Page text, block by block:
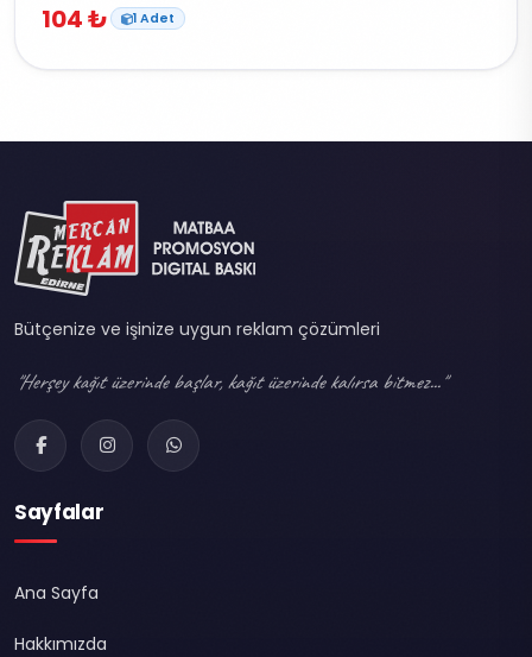
104 ₺ 1 Adet
Bütçenize ve işinize uygun reklam çözümleri
"Herşey kağıt üzerinde başlar, kağıt üzerinde kalırsa bitmez..."
Sayfalar
Ana Sayfa
Hakkımızda